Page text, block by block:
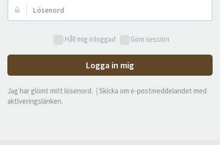
Lösenord:
Håll mig inloggad Göm session
Logga in mig
Jag har glömt mitt lösenord.
Skicka om e-postmeddelandet med
aktiveringslänken.